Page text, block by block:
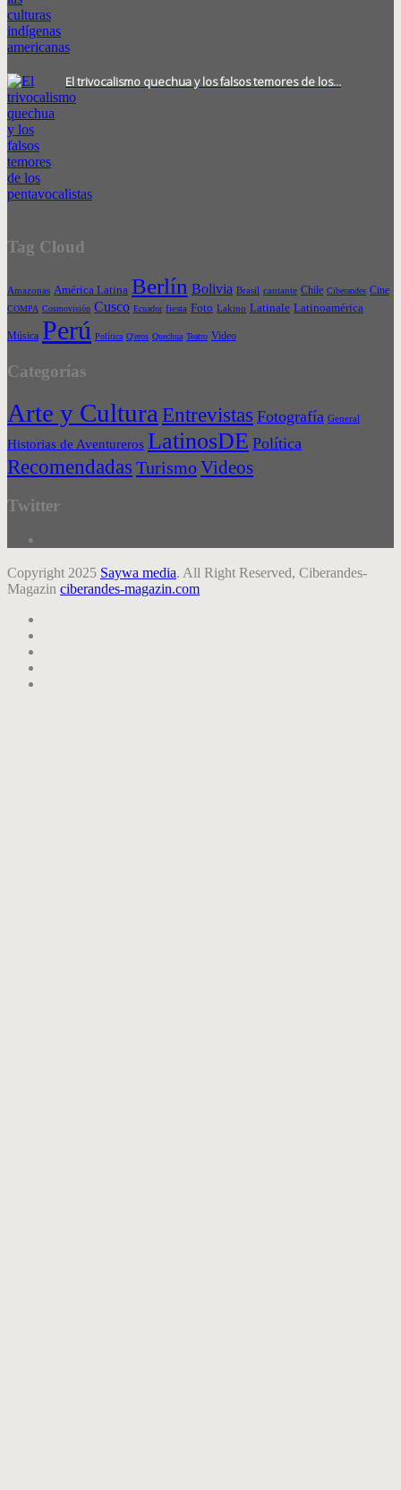
El trivocalismo quechua y los falsos temores de los…
Tag Cloud
Amazonas América Latina Berlín Bolivia Brasil cantante Chile Ciberandes Cine
COMPA Cosmovisión Cusco Ecuador fiesta Foto Lakino Latinale Latinoamérica
Música Perú Política Q'eros Quechua Teatro Video
Categorías
Arte y Cultura Entrevistas Fotografía General
Historias de Aventureros LatinosDE Política
Recomendadas TurismoVideos
Twitter
Copyright 2025 Saywa media. All Right Reserved, Ciberandes-
Magazin ciberandes-magazin.com